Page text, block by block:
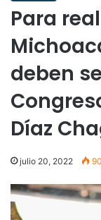
Para
deben
Díaz
julio 20, 2022